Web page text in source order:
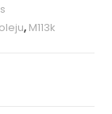
, M113k